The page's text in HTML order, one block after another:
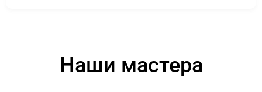
Наши мастера